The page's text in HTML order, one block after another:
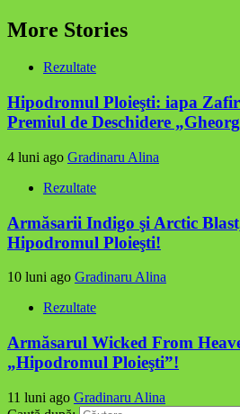
More Stories
Rezultate
Hipodromul Ploieşti: iapa
Premiul de Deschidere
4 luni ago Gradinaru Alina
Rezultate
Armăsarii Indigo şi Arctic
Hipodromul Ploieşti!
10 luni ago Gradinaru Alina
Rezultate
Armăsarul Wicked From
„Hipodromul Ploieşti”!
11 luni ago Gradinaru Alina